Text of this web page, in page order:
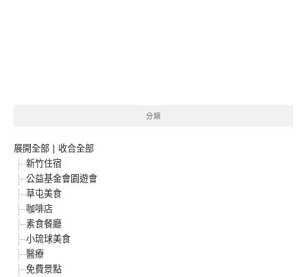
分類
展開全部 | 收合全部
新竹住宿
公益基金會園遊會
草屯美食
咖啡店
素食餐廳
小琉球美食
醫療
免費景點